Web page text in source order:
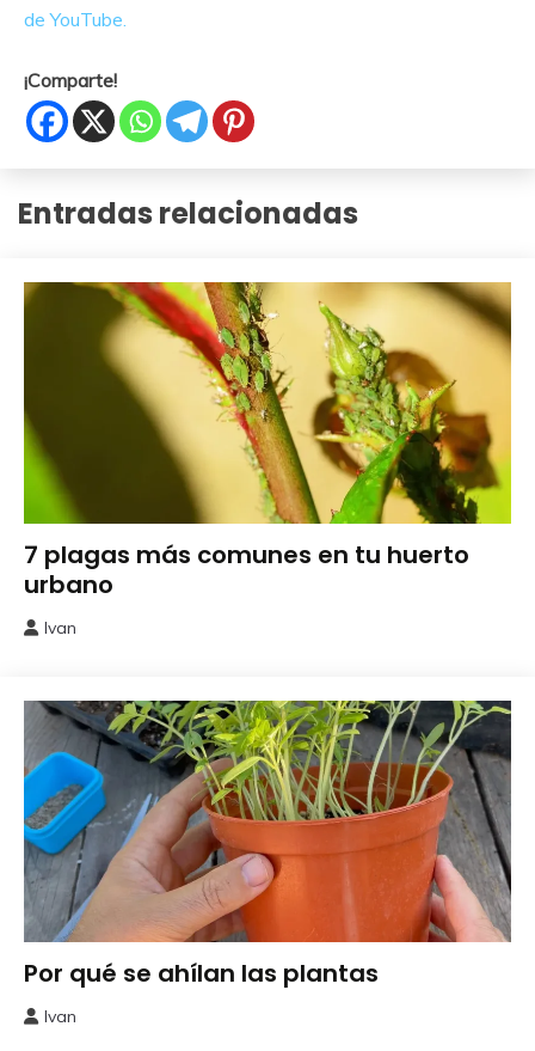
de YouTube.
¡Comparte!
Entradas relacionadas
Huerto
Urbano
7 plagas más comunes en tu huerto
urbano
2025
Ivan
Huerto
Urbano
Por qué se ahílan las plantas
Ivan